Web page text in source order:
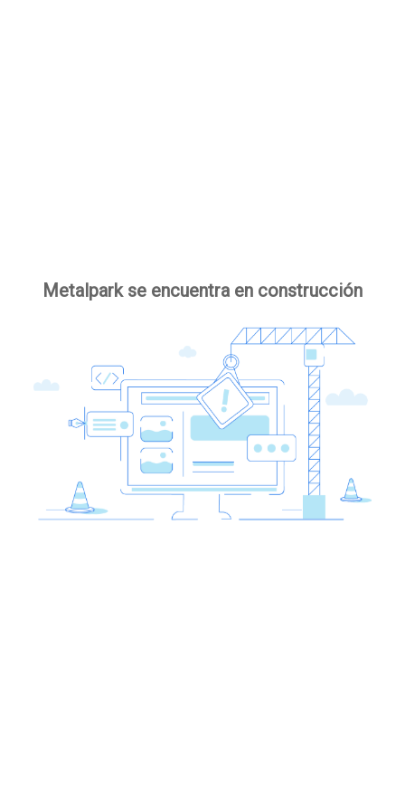
Metalpark se encuentra en construcción